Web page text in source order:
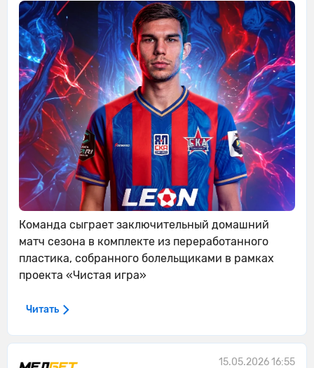
Команда сыграет заключительный домашний
матч сезона в комплекте из переработанного
пластика, собранного болельщиками в рамках
проекта «Чистая игра»
Читать
15.05.2026 16:55